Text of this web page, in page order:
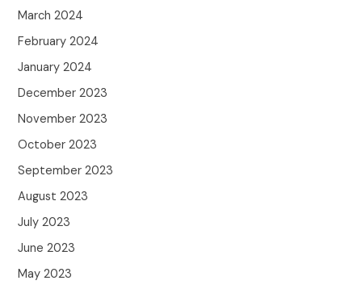
March 2024
February 2024
January 2024
December 2023
November 2023
October 2023
September 2023
August 2023
July 2023
June 2023
May 2023